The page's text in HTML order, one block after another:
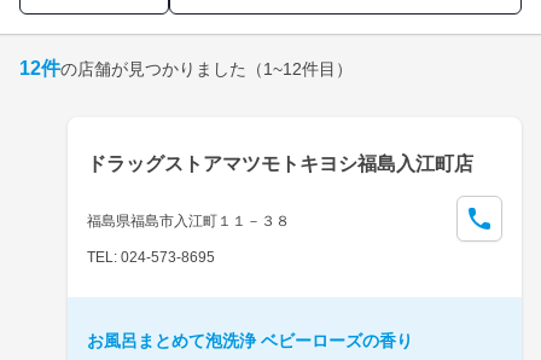
取扱店検索はこちら
12件の店舗が見つかりました （1~12件目）
ドラッグストアマツモトキヨシ福島入江町店
福島県福島市入江町１１－３８
TEL: 024-573-8695
お風呂まとめて泡洗浄 ベビーローズの香り